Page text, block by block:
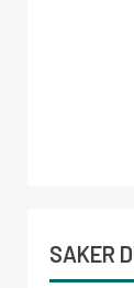
SAKER